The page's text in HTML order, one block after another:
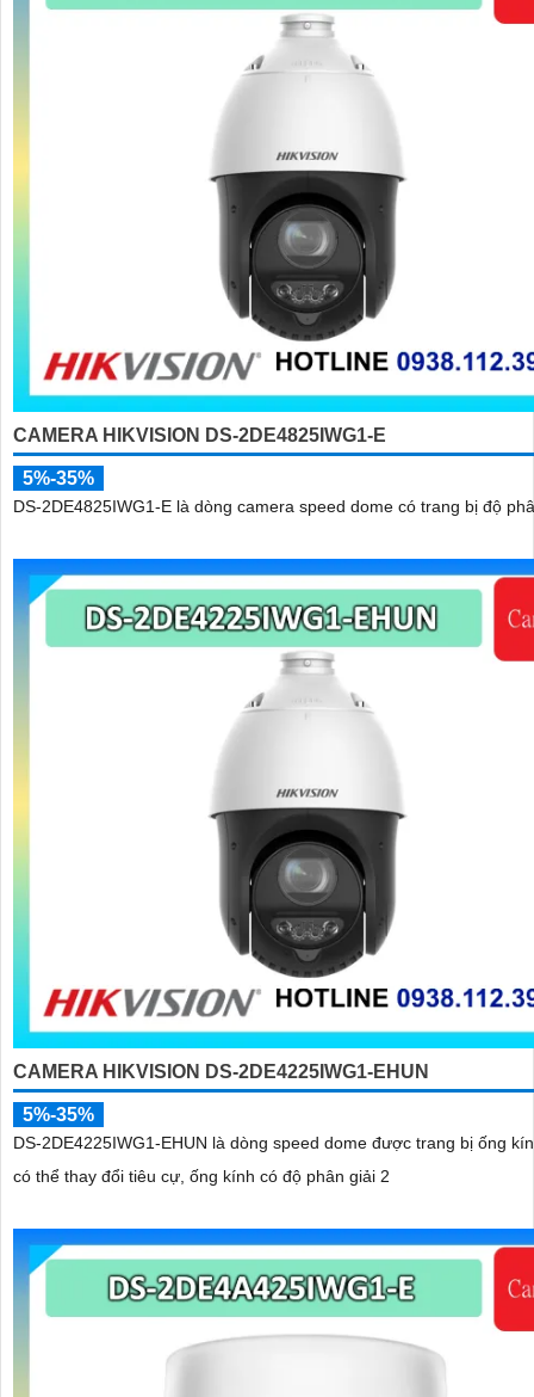
CAMERA HIKVISION DS-2DE4825IWG1-E
5%-35%
DS-2DE4825IWG1-E là dòng camera speed dome có trang bị độ
CAMERA HIKVISION DS-2DE4225IWG1-EHUN
5%-35%
DS-2DE4225IWG1-EHUN là dòng speed dome được trang bị ống
có thể thay đổi tiêu cự, ống kính có độ phân giải 2